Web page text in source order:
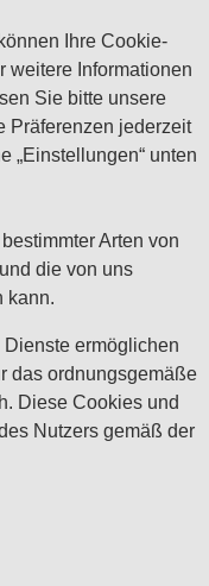
Ihre Cookie-
weitere Informationen
Sie bitte unsere
Präferenzen jederzeit
„Einstellungen“ unten
Arten von
die von uns
kann.
ermöglichen
das ordnungsgemäße
Diese Cookies und
Nutzers gemäß der